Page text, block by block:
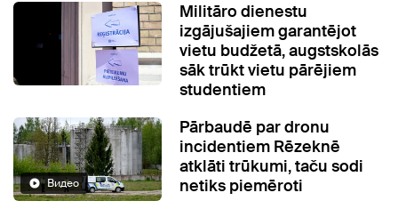
Militāro dienestu
izgājušajiem garantējot
vietu budžetā, augstskolās
sāk trūkt vietu pārējiem
studentiem
Видео
Pārbaudē par dronu
incidentiem Rēzeknē
atklāti trūkumi, taču sodi
netiks piemēroti